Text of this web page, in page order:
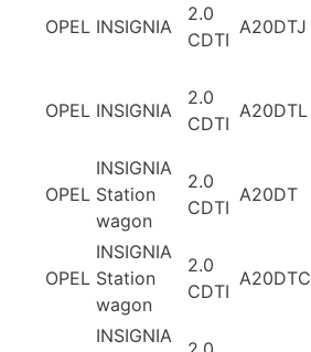
OPEL INSIGNIA
2.0
CDTI
A20DTJ
OPEL INSIGNIA
2.0
CDTI
A20DTL
OPEL
INSIGNIA
Station
wagon
2.0
CDTI
A20DT
OPEL
INSIGNIA
Station
wagon
2.0
CDTI
A20DTC
INSIGNIA